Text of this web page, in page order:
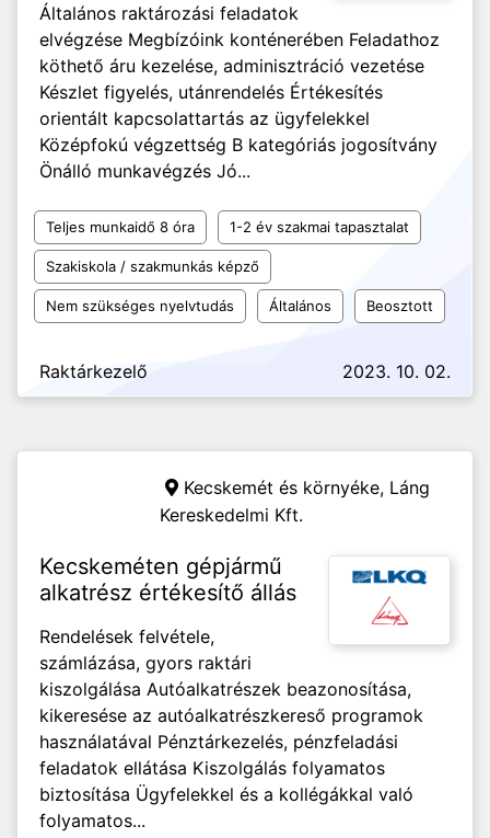
Általános raktározási feladatok
elvégzése Megbízóink konténerében Feladathoz
köthető áru kezelése, adminisztráció vezetése
Készlet figyelés, utánrendelés Értékesítés
orientált kapcsolattartás az ügyfelekkel
Középfokú végzettség B kategóriás jogosítvány
Önálló munkavégzés Jó...
Teljes munkaidő 8 óra 1-2 év szakmai tapasztalat
Szakiskola / szakmunkás képző
Nem szükséges nyelvtudás Általános Beosztott
Raktárkezelő 2023. 10. 02.
Kecskemét és környéke, Láng
Kereskedelmi Kft.
Kecskeméten gépjármű
alkatrész értékesítő állás
Rendelések felvétele,
számlázása, gyors raktári
kiszolgálása Autóalkatrészek beazonosítása,
kikeresése az autóalkatrészkereső programok
használatával Pénztárkezelés, pénzfeladási
feladatok ellátása Kiszolgálás folyamatos
biztosítása Ügyfelekkel és a kollégákkal való
folyamatos...